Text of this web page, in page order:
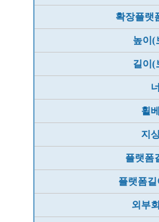
확장플랫
높이(
길이(
휠
지
플랫폼
플랫폼
외부